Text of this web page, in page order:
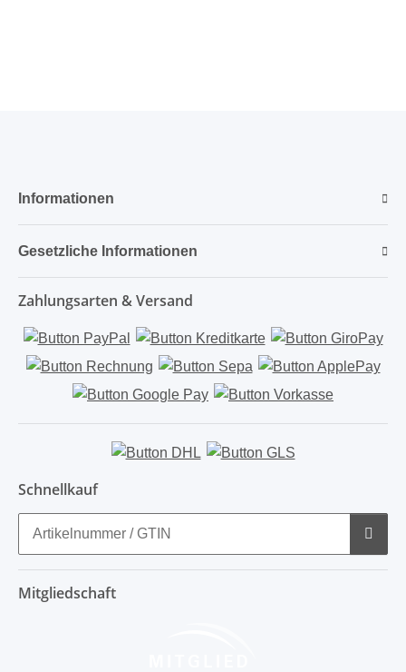
Informationen
Gesetzliche Informationen
Zahlungsarten & Versand
Schnellkauf
Mitgliedschaft